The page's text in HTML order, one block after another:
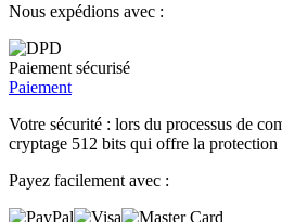
Nous expédions avec :
Paiement sécurisé
Paiement
Votre sécurité : lors du processus de
cryptage 512 bits qui offre la protection
Payez facilement avec :